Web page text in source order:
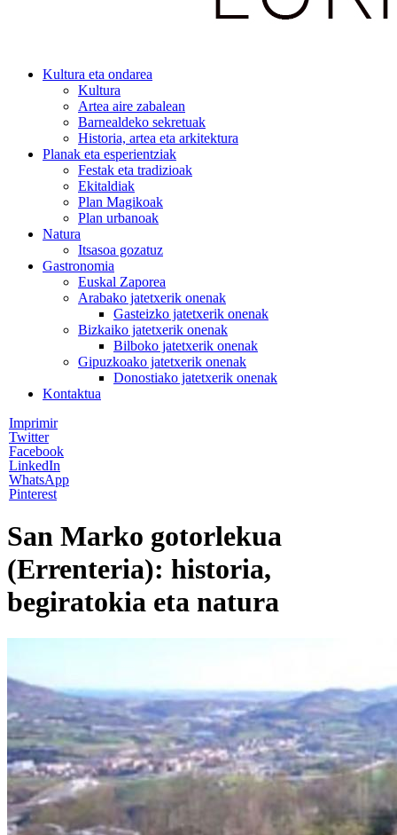
Kultura eta ondarea
Kultura
Artea aire zabalean
Barnealdeko sekretuak
Historia, artea eta arkitektura
Planak eta esperientziak
Festak eta tradizioak
Ekitaldiak
Plan Magikoak
Plan urbanoak
Natura
Itsasoa gozatuz
Gastronomia
Euskal Zaporea
Arabako jatetxerik onenak
Gasteizko jatetxerik onenak
Bizkaiko jatetxerik onenak
Bilboko jatetxerik onenak
Gipuzkoako jatetxerik onenak
Donostiako jatetxerik onenak
Kontaktua
Imprimir
Twitter
Facebook
LinkedIn
WhatsApp
Pinterest
San Marko gotorlekua
(Errenteria): historia,
begiratokia eta natura